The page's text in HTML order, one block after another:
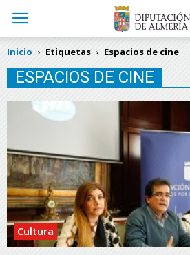
Inicio Etiquetas Espacios de cine
ESPACIOS DE CINE
Cultura